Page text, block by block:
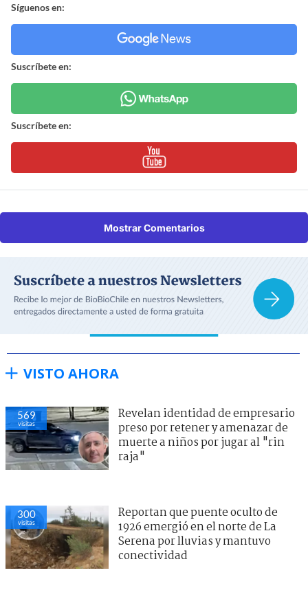
Síguenos en:
Suscríbete en:
Suscríbete en:
Mostrar Comentarios
VISTO AHORA
573
visitas
Revelan identidad de empresario
preso por retener y amenazar de
muerte a niños por jugar al "rin
raja"
300
visitas
Reportan que puente oculto de
1926 emergió en el norte de La
Serena por lluvias y mantuvo
conectividad